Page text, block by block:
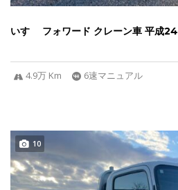
いすゞ フォワード クレーン車 平成24
4.9万 Km 6速マニュアル
10